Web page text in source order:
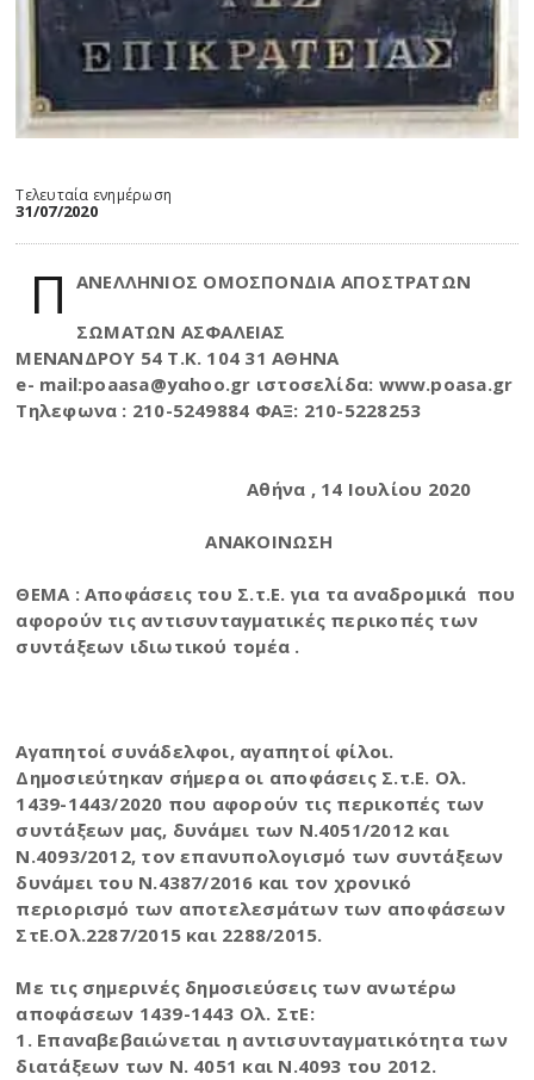
Τελευταία ενημέρωση
31/07/2020
Π ΑΝΕΛΛΗΝΙΟΣ ΟΜΟΣΠΟΝΔΙΑ ΑΠΟΣΤΡΑΤΩΝ
ΣΩΜΑΤΩΝ ΑΣΦΑΛΕΙΑΣ
ΜΕΝΑΝΔΡΟΥ 54 Τ.Κ. 104 31 ΑΘΗΝΑ
e- mail:poaasa@yαhoo.gr ιστοσελίδα: www.poasa.gr
Τηλεφωνα : 210-5249884 ΦΑΞ: 210-5228253
Αθήνα , 14 Ιουλίου 2020
ΑΝΑΚΟΙΝΩΣΗ
ΘΕΜΑ : Αποφάσεις του Σ.τ.Ε. για τα αναδρομικά που
αφορούν τις αντισυνταγματικές περικοπές των
συντάξεων ιδιωτικού τομέα .
Αγαπητοί συνάδελφοι, αγαπητοί φίλοι.
Δημοσιεύτηκαν σήμερα οι αποφάσεις Σ.τ.Ε. Ολ.
1439-1443/2020 που αφορούν τις περικοπές των
συντάξεων μας, δυνάμει των Ν.4051/2012 και
Ν.4093/2012, τον επανυπολογισμό των συντάξεων
δυνάμει του Ν.4387/2016 και τον χρονικό
περιορισμό των αποτελεσμάτων των αποφάσεων
ΣτΕ.Ολ.2287/2015 και 2288/2015.
Με τις σημερινές δημοσιεύσεις των ανωτέρω
αποφάσεων 1439-1443 Ολ. ΣτΕ:
1. Επαναβεβαιώνεται η αντισυνταγματικότητα των
διατάξεων των Ν. 4051 και Ν.4093 του 2012.